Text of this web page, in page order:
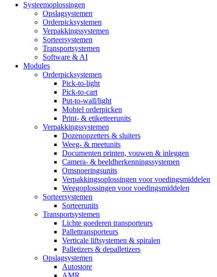
Systeemoplossingen
Opslagsystemen
Orderpicksystemen
Verpakkingssystemen
Sorteersystemen
Transportsystemen
Software & AI
Modules
Orderpicksystemen
Pick-to-light
Pick-to-cart
Put-to-wall/light
Mobiel orderpicken
Print- & etiketteerunits
Verpakkingssystemen
Dozenopzetters & sluiters
Weeg- & meetunits
Documenten printen, vouwen & inleggen
Camera- & beeldherkenningssystemen
Omsnoeringsunits
Verpakkingsoplossingen voor voedingsmiddelen
Weegoplossingen voor voedingsmiddelen
Sorteersystemen
Sorteerunits
Transportsystemen
Lichte goederen transporteurs
Pallettransporteurs
Verticale liftsystemen & spiralen
Palletizers & depalletizers
Opslagsystemen
Autostore
AMR